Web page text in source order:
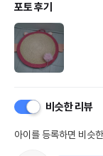
포토 후기
비슷한 리뷰
아이를 등록하면 비슷